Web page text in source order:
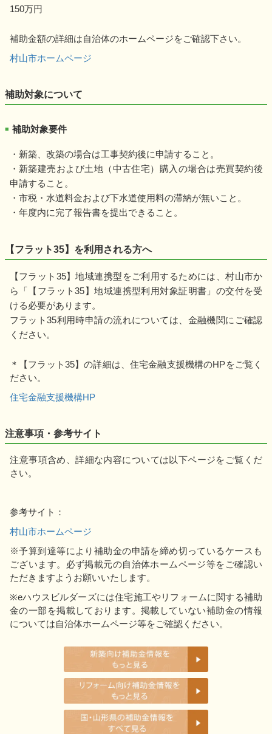
150万円
補助金額の詳細は自治体のホームページをご確認下さい。
村山市ホームページ
補助対象について
■ 補助対象要件
・新築、改築の場合は工事契約後に申請すること。
・新築建売および土地（中古住宅）購入の場合は売買契約後
申請すること。
・市税・水道料金および下水道使用料の滞納が無いこと。
・年度内に完了報告書を提出できること。
【フラット35】を利用される方へ
【フラット35】地域連携型をご利用するためには、村山市か
ら「【フラット35】地域連携型利用対象証明書」の交付を受
ける必要があります。
フラット35利用時申請の流れについては、金融機関にご確認
ください。
＊【フラット35】の詳細は、住宅金融支援機構のHPをご覧く
ださい。
住宅金融支援機構HP
注意事項・参考サイト
注意事項含め、詳細な内容については以下ページをご覧くだ
さい。
参考サイト：
村山市ホームページ
※予算到達等により補助金の申請を締め切っているケースも
ございます。必ず掲載元の自治体ホームページ等をご確認い
ただきますようお願いいたします。
※eハウスビルダーズには住宅施工やリフォームに関する補助
金の一部を掲載しております。掲載していない補助金の情報
については自治体ホームページ等をご確認ください。